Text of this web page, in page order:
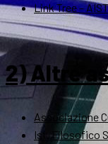
Link Tree – AIST
2) Altre
Associazione
Ist. Filosofico